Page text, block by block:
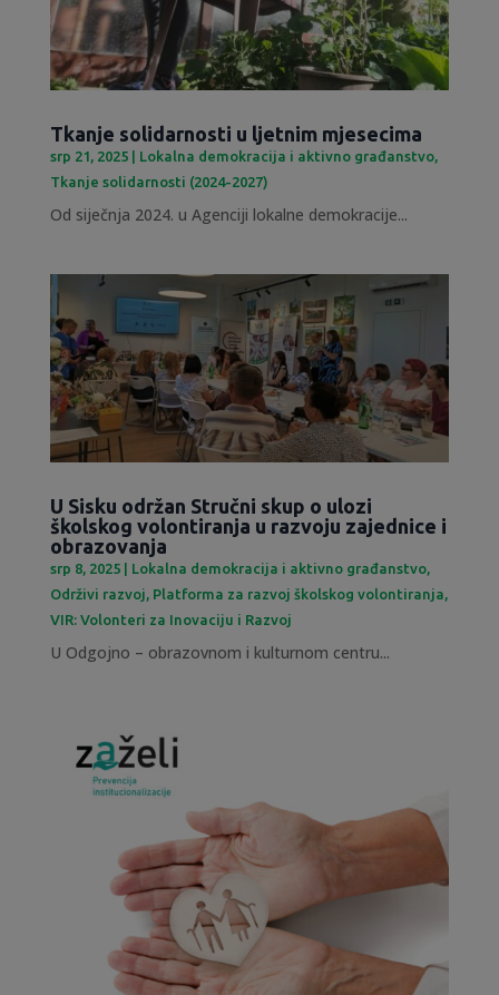
Tkanje solidarnosti u ljetnim mjesecima
srp 21, 2025| Lokalna demokracija i aktivno građanstvo,
Tkanje solidarnosti (2024-2027)
Od siječnja 2024. u Agenciji lokalne demokracije...
U Sisku održan Stručni skup o ulozi
školskog volontiranja u razvoju zajednice i
obrazovanja
srp 8, 2025| Lokalna demokracija i aktivno građanstvo,
Održivi razvoj, Platforma za razvoj školskog volontiranja,
VIR: Volonteri za Inovaciju i Razvoj
U Odgojno – obrazovnom i kulturnom centru...